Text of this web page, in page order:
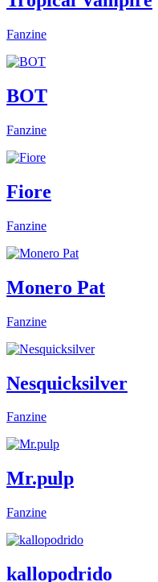
Fanzine
BOT
Fanzine
Fiore
Fanzine
Monero Pat
Fanzine
Nesquicksilver
Fanzine
Mr.pulp
Fanzine
kallopodrido